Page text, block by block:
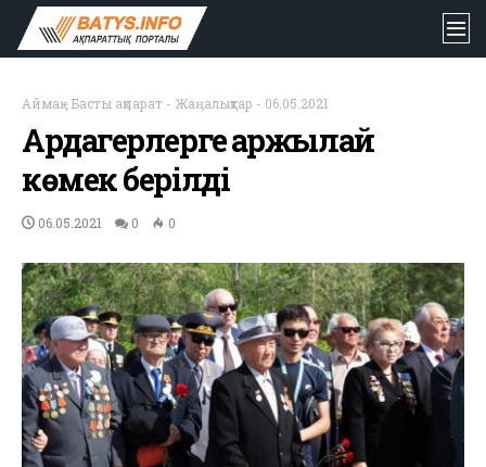
Аймақ- Басты ақпарат - Жаңалықтар - 06.05.2021
Ардагерлерге қаржылай
көмек берілді
06.05.2021 0 0